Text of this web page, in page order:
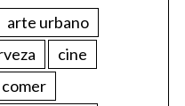
arte urbano
cine
comer